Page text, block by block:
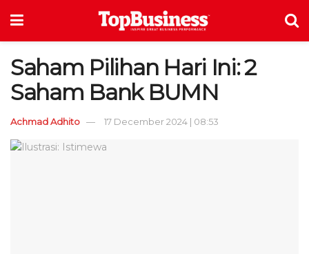
Saham Pilihan Hari Ini: 2
Saham Bank BUMN
Achmad Adhito 17 December 2024 | 08:53